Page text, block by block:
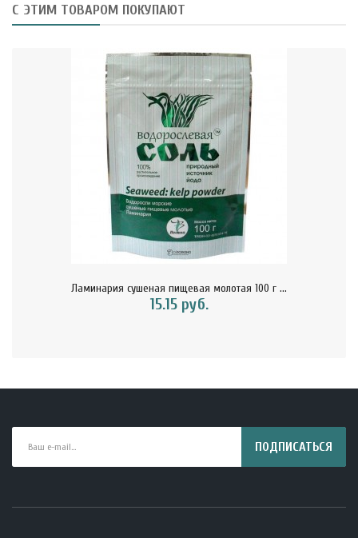
С ЭТИМ ТОВАРОМ ПОКУПАЮТ
Ламинария сушеная пищевая молотая 100 г ...
15.15 руб.
ПОДПИСАТЬСЯ